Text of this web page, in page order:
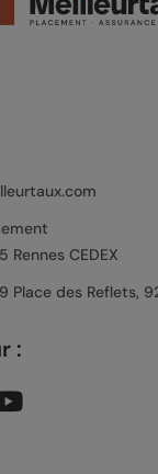
CEDEX
Place des Reflets,
: